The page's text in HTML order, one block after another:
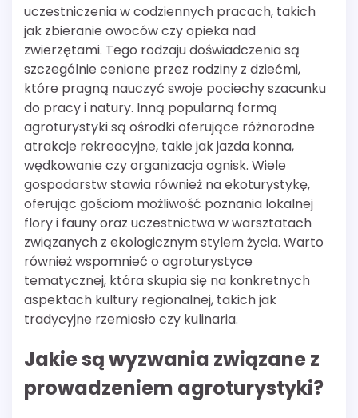
uczestniczenia w codziennych pracach, takich
jak zbieranie owoców czy opieka nad
zwierzętami. Tego rodzaju doświadczenia są
szczególnie cenione przez rodziny z dziećmi,
które pragną nauczyć swoje pociechy szacunku
do pracy i natury. Inną popularną formą
agroturystyki są ośrodki oferujące różnorodne
atrakcje rekreacyjne, takie jak jazda konna,
wędkowanie czy organizacja ognisk. Wiele
gospodarstw stawia również na ekoturystykę,
oferując gościom możliwość poznania lokalnej
flory i fauny oraz uczestnictwa w warsztatach
związanych z ekologicznym stylem życia. Warto
również wspomnieć o agroturystyce
tematycznej, która skupia się na konkretnych
aspektach kultury regionalnej, takich jak
tradycyjne rzemiosło czy kulinaria.
Jakie są wyzwania związane z
prowadzeniem agroturystyki?